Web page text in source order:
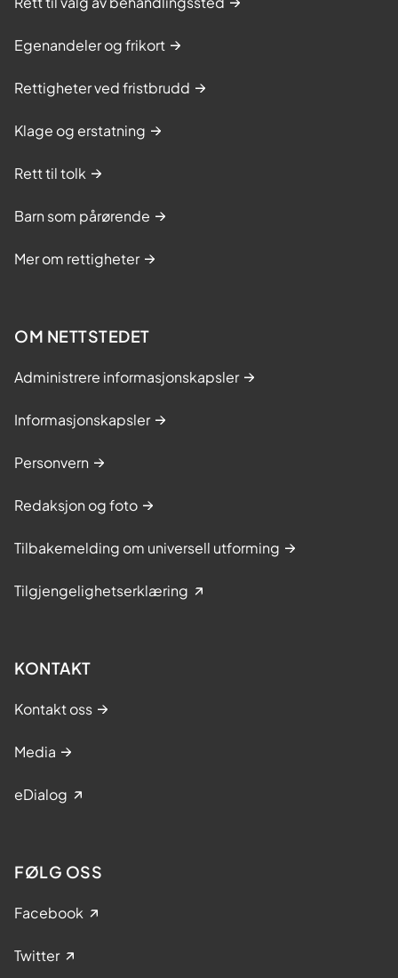
Egenandeler og frikort
Rettigheter ved fristbrudd
Klage og erstatning
Rett til tolk
Barn som pårørende
Mer om rettigheter
OM NETTSTEDET
Administrere informasjonskapsler
Informasjonskapsler
Personvern
Redaksjon og foto
Tilbakemelding om universell utforming
Tilgjengelighetserklæring
KONTAKT
Kontakt oss
Media
eDialog
FØLG OSS
Facebook
Twitter